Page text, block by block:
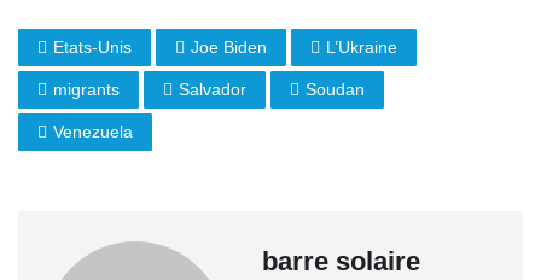
Etats-Unis Joe Biden L’Ukraine
migrants Salvador Soudan
Venezuela
barre solaire